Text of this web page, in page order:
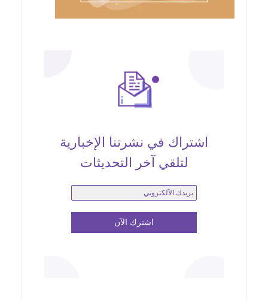
اشتراك في نشرتنا الإخبارية
لتلقي آخر التحديثات